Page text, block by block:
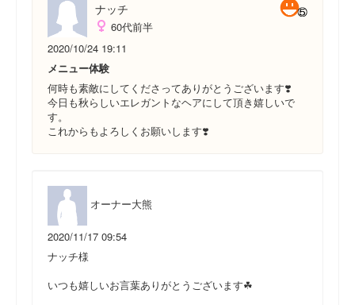
ナッチ
60代前半
2020/10/24 19:11
メニュー体験
何時も素敵にしてくださってありがとうございます❣️
今日も秋らしいエレガントなヘアにして頂き嬉しいで
す。
これからもよろしくお願いします❣️
オーナー大熊
2020/11/17 09:54
ナッチ様
いつも嬉しいお言葉ありがとうございます☘